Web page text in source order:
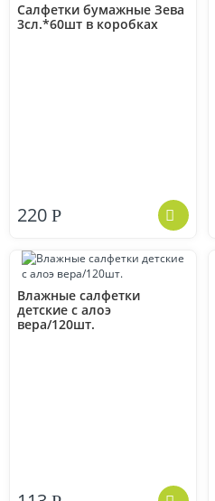
Салфетки бумажные Зева
3сл.*60шт в коробках
220 Р
Влажные салфетки
детские с алоэ
вера/120шт.